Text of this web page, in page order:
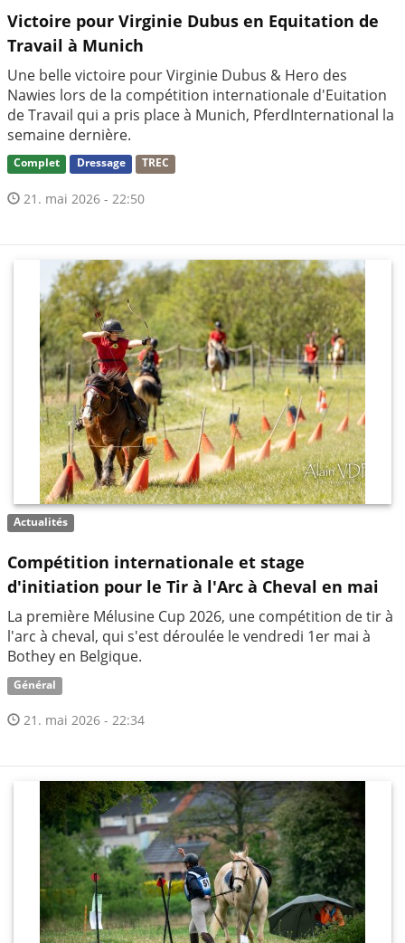
Victoire pour Virginie Dubus en Equitation de
Travail à Munich
Une belle victoire pour Virginie Dubus & Hero des
Nawies lors de la compétition internationale d'Euitation
de Travail qui a pris place à Munich, PferdInternational la
semaine dernière.
Complet Dressage TREC
21. mai 2026 - 22:50
Actualités
Compétition internationale et stage
d'initiation pour le Tir à l'Arc à Cheval en mai
La première Mélusine Cup 2026, une compétition de tir à
l'arc à cheval, qui s'est déroulée le vendredi 1er mai à
Bothey en Belgique.
Général
21. mai 2026 - 22:34